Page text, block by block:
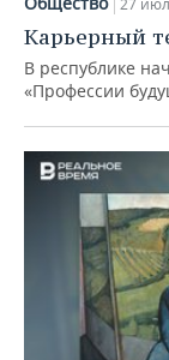
27
Карьерный
В республике
«Профессии